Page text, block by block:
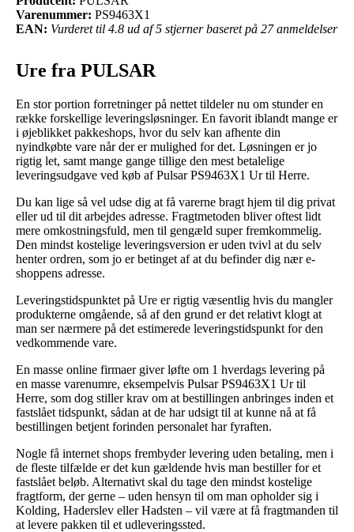
Varenummer: PS9463X1
EAN: Vurderet til 4.8 ud af 5 stjerner baseret på 27 anmeldelser
Ure fra PULSAR
En stor portion forretninger på nettet tildeler nu om stunder en
række forskellige leveringsløsninger. En favorit iblandt mange er
i øjeblikket pakkeshops, hvor du selv kan afhente din
nyindkøbte vare når der er mulighed for det. Løsningen er jo
rigtig let, samt mange gange tillige den mest betalelige
leveringsudgave ved køb af Pulsar PS9463X1 Ur til Herre.
Du kan lige så vel udse dig at få varerne bragt hjem til dig privat
eller ud til dit arbejdes adresse. Fragtmetoden bliver oftest lidt
mere omkostningsfuld, men til gengæld super fremkommelig.
Den mindst kostelige leveringsversion er uden tvivl at du selv
henter ordren, som jo er betinget af at du befinder dig nær e-
shoppens adresse.
Leveringstidspunktet på Ure er rigtig væsentlig hvis du mangler
produkterne omgående, så af den grund er det relativt klogt at
man ser nærmere på det estimerede leveringstidspunkt for den
vedkommende vare.
En masse online firmaer giver løfte om 1 hverdags levering på
en masse varenumre, eksempelvis Pulsar PS9463X1 Ur til
Herre, som dog stiller krav om at bestillingen anbringes inden et
fastslået tidspunkt, sådan at de har udsigt til at kunne nå at få
bestillingen betjent forinden personalet har fyraften.
Nogle få internet shops frembyder levering uden betaling, men i
de fleste tilfælde er det kun gældende hvis man bestiller for et
fastslået beløb. Alternativt skal du tage den mindst kostelige
fragtform, der gerne – uden hensyn til om man opholder sig i
Kolding, Haderslev eller Hadsten – vil være at få fragtmanden til
at levere pakken til et udleveringssted.